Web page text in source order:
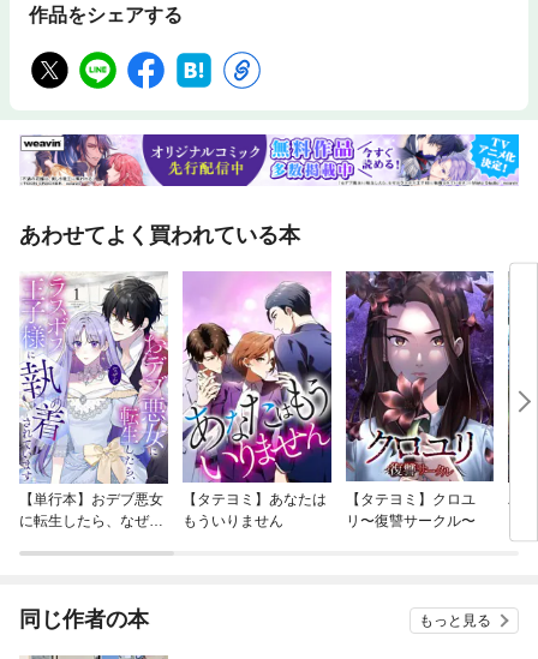
題で習得できます。<本書のポイント>数式を極力使わず、平易な言葉と
全といった一連の実務プロセス全体を、体系的にカバーします。演習問
題と解説により、設計に必要な計算力も身につきます。<主要目次>1章 接
測定
作品をシェアする
あわせてよく買われている本
【単行本】おデブ悪女
に転生したら、なぜか
【タテヨミ】あなたは
もういりません
【タテヨミ】クロユ
リ〜復讐サークル〜
バ
今
同じ作者の本 もっと見る